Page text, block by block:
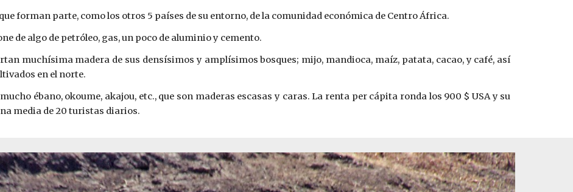
forman parte, como los otros 5 países de su entorno, de la comunidad económica de Centro África.
de algo de petróleo, gas, un poco de aluminio y cemento.
muchísima madera de sus densísimos y amplísimos bosques; mijo, mandioca, maíz, patata, cacao, y café, así
en el norte.
ébano, okoume, akajou, etc., que son maderas escasas y caras. La renta per cápita ronda los 900 $ USA y su
media de 20 turistas diarios.